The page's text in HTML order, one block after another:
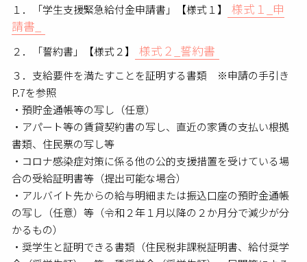
１．「学生支援緊急給付金申請書」【様式１】
様式１_申
請書_
２．「誓約書」【様式２】 様式２_誓約書
３．支給要件を満たすことを証明する書類 ※申請の手引き
P.7を参照
・預貯金通帳等の写し（任意）
・アパート等の賃貸契約書の写し、直近の家賃の支払い根拠
書類、住民票の写し等
・コロナ感染症対策に係る他の公的支援措置を受けている場
合の受給証明書等（提出可能な場合）
・アルバイト先からの給与明細または振込口座の預貯金通帳
の写し（任意）等（令和２年１月以降の２か月分で減少が分
かるもの）
・奨学生と証明できる書類（住民税非課税証明書、給付奨学